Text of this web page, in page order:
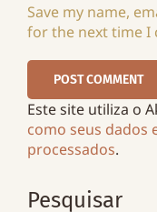
Save my name,
for the next time I
Este site utiliza o
como seus dados
processados.
Pesquisar